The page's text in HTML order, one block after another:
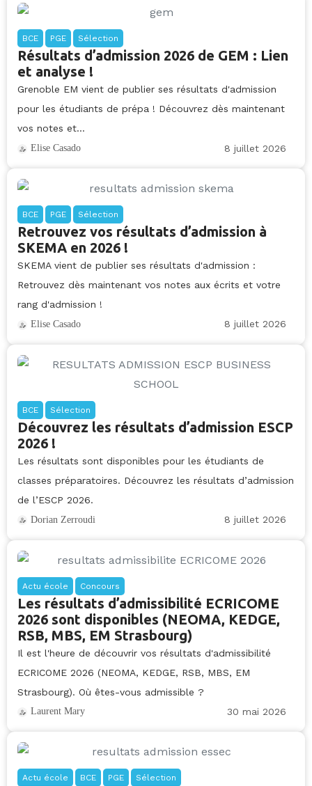
BCE PGE Sélection
Résultats d’admission 2026 de GEM : Lien
et analyse !
Grenoble EM vient de publier ses résultats d'admission
pour les étudiants de prépa ! Découvrez dès maintenant
vos notes et...
Elise Casado 8 juillet 2026
BCE PGE Sélection
Retrouvez vos résultats d’admission à
SKEMA en 2026 !
SKEMA vient de publier ses résultats d'admission :
Retrouvez dès maintenant vos notes aux écrits et votre
rang d'admission !
Elise Casado 8 juillet 2026
BCE Sélection
Découvrez les résultats d’admission ESCP
2026 !
Les résultats sont disponibles pour les étudiants de
classes préparatoires. Découvrez les résultats d’admission
de l’ESCP 2026.
Dorian Zerroudi 8 juillet 2026
Actu école Concours
Les résultats d’admissibilité ECRICOME
2026 sont disponibles (NEOMA, KEDGE,
RSB, MBS, EM Strasbourg)
Il est l'heure de découvrir vos résultats d'admissibilité
ECRICOME 2026 (NEOMA, KEDGE, RSB, MBS, EM
Strasbourg). Où êtes-vous admissible ?
Laurent Mary 30 mai 2026
Actu école BCE PGE Sélection